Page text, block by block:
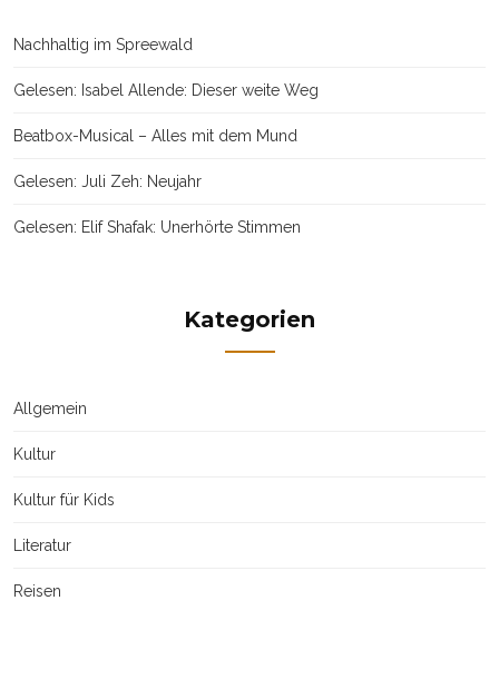
Nachhaltig im Spreewald
Gelesen: Isabel Allende: Dieser weite Weg
Beatbox-Musical – Alles mit dem Mund
Gelesen: Juli Zeh: Neujahr
Gelesen: Elif Shafak: Unerhörte Stimmen
Kategorien
Allgemein
Kultur
Kultur für Kids
Literatur
Reisen